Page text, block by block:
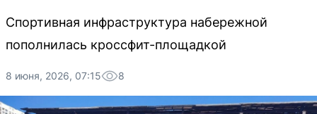
Спортивная инфраструктура набережной
пополнилась кроссфит-площадкой
8 июня, 2026, 07:15 8